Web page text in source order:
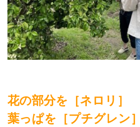
花の部分を［ネロリ］
葉っぱを［プチグレン］